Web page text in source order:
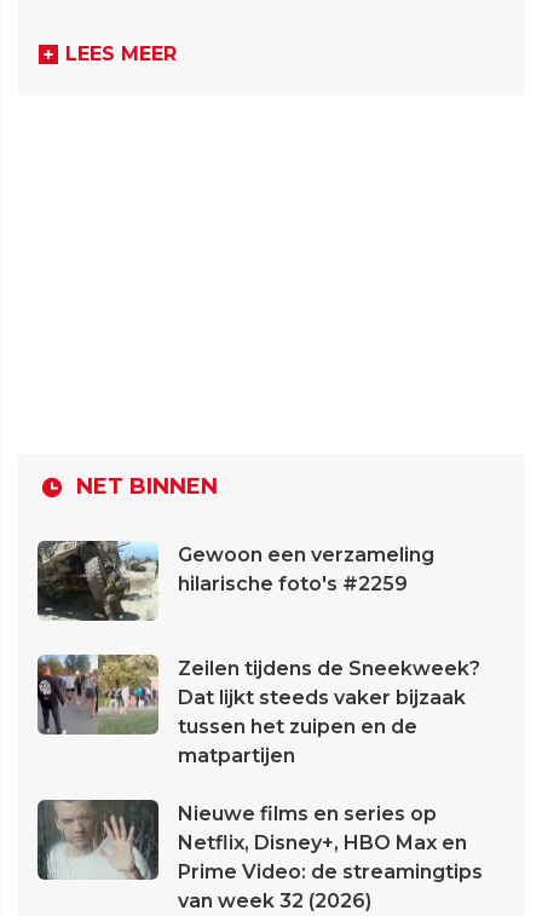
LEES MEER
NET BINNEN
Gewoon een verzameling
hilarische foto's #2259
Zeilen tijdens de Sneekweek?
Dat lijkt steeds vaker bijzaak
tussen het zuipen en de
matpartijen
Nieuwe films en series op
Netflix, Disney+, HBO Max en
Prime Video: de streamingtips
van week 32 (2026)